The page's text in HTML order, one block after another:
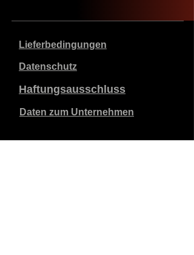
Lieferbedingungen
Datenschutz
Haftungsausschluss
Daten zum Unternehmen